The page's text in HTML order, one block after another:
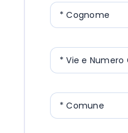
* Cognome
* Vie e Numero
* Comune